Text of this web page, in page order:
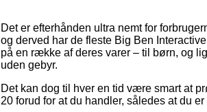
Det er efterhånden ultra nemt for
og derved har de fleste Big Ben
på en række af deres varer – til børn, og
uden gebyr.
Det kan dog til hver en tid være smart at
20 forud for at du handler, således at du